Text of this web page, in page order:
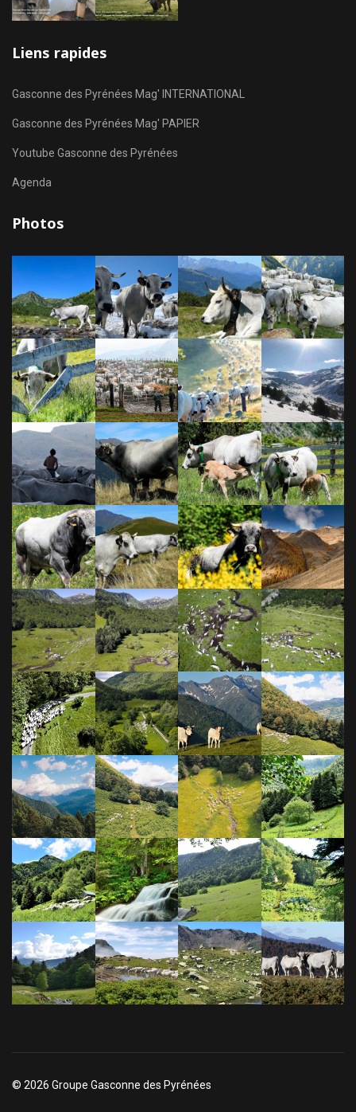
Liens rapides
Gasconne des Pyrénées Mag' INTERNATIONAL
Gasconne des Pyrénées Mag' PAPIER
Youtube Gasconne des Pyrénées
Agenda
Photos
© 2026 Groupe Gasconne des Pyrénées